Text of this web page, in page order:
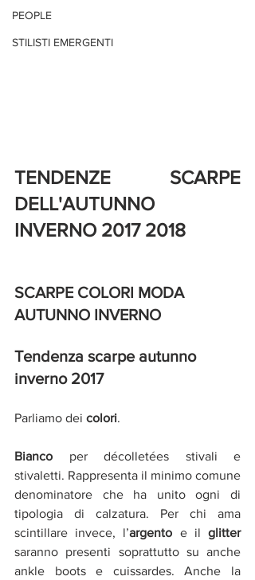
PEOPLE
STILISTI EMERGENTI
TENDENZE SCARPE
DELL'AUTUNNO
INVERNO 2017 2018
SCARPE COLORI MODA
AUTUNNO INVERNO
Tendenza scarpe autunno
inverno 2017
Parliamo dei colori.
Bianco per décolletées stivali e
stivaletti. Rappresenta il minimo comune
denominatore che ha unito ogni di
tipologia di calzatura. Per chi ama
scintillare invece, l’argento e il glitter
saranno presenti soprattutto su anche